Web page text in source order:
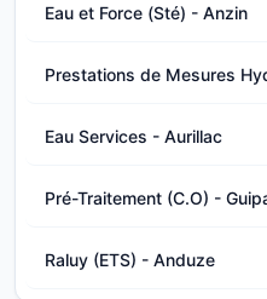
Eau et Force (Sté) - Anzin
Prestations de Mesures
Eau Services - Aurillac
Pré-Traitement (C.O) -
Raluy (ETS) - Anduze